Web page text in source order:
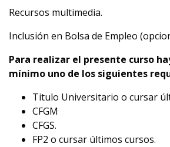
Recursos multimedia.
Inclusión en Bolsa de Empleo
Para realizar el presente curso
mínimo uno de los siguientes
Titulo Universitario o cursar
CFGM
CFGS.
FP2 o cursar últimos cursos.